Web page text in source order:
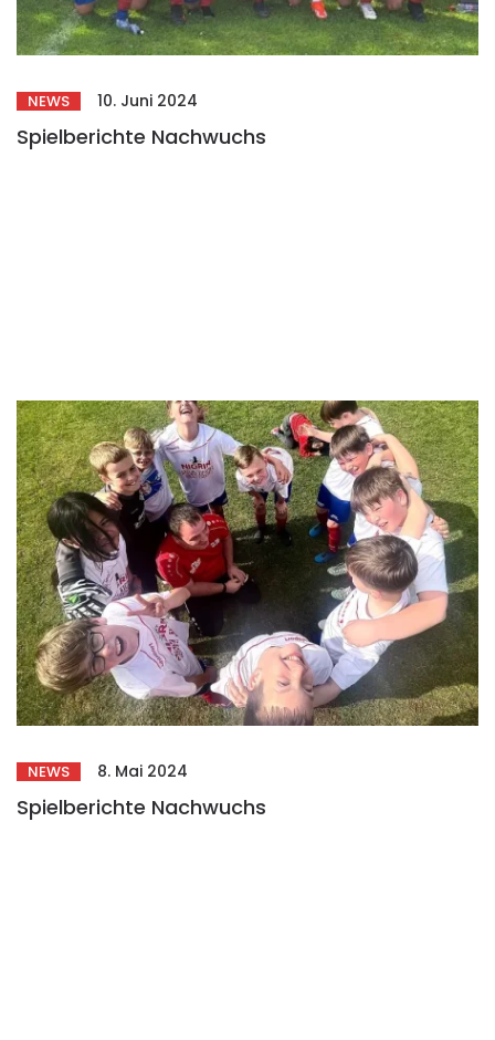
NEWS 10. Juni 2024
Spielberichte Nachwuchs
NEWS 8. Mai 2024
Spielberichte Nachwuchs